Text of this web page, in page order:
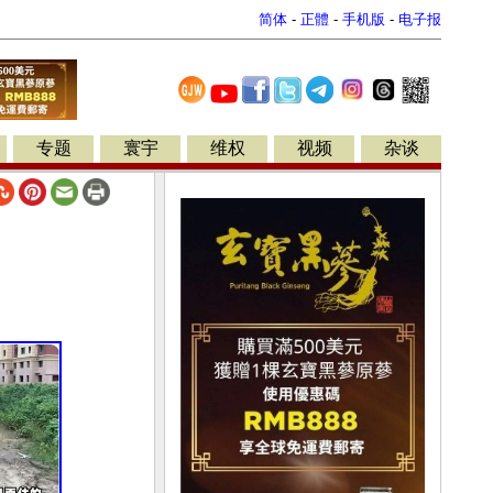
简体 - 正體 - 手机版 - 电子报
专题 寰宇 维权 视频 杂谈